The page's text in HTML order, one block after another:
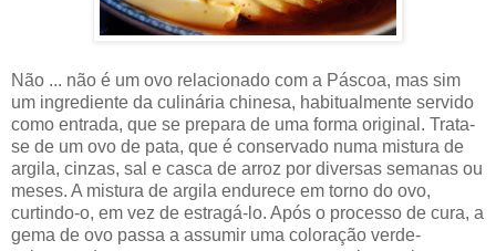
Não ... não é um ovo relacionado com a Páscoa, mas sim
um ingrediente da culinária chinesa, habitualmente servido
como entrada, que se prepara de uma forma original. Trata-
se de um ovo de pata, que é conservado numa mistura de
argila, cinzas, sal e casca de arroz por diversas semanas ou
meses. A mistura de argila endurece em torno do ovo,
curtindo-o, em vez de estragá-lo. Após o processo de cura, a
gema de ovo passa a assumir uma coloração verde-